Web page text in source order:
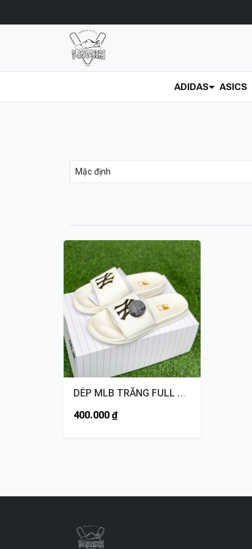
ADIDAS ASICS
DÉP MLB TRẮNG FULL NY ĐEN
400.000 ₫